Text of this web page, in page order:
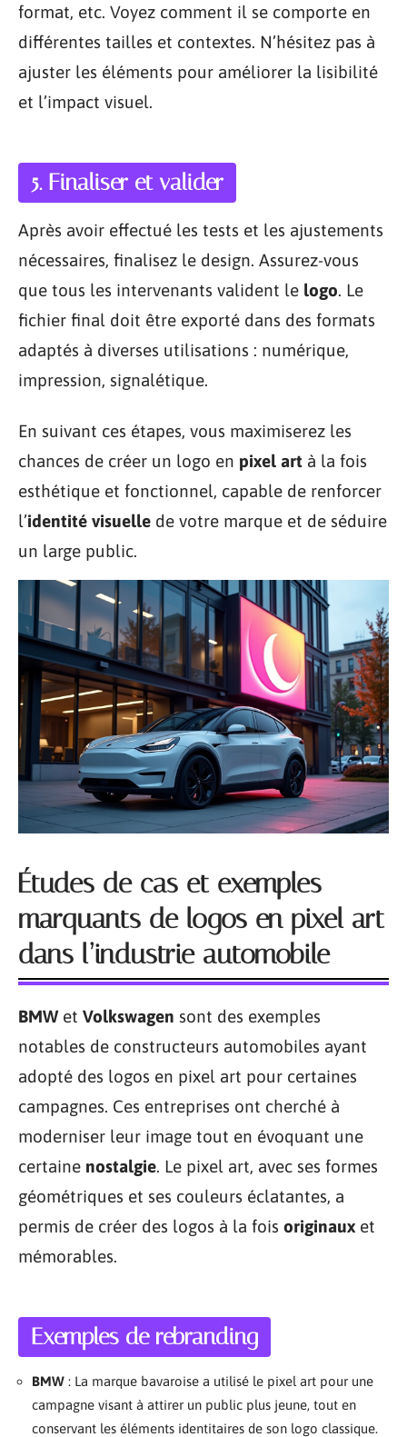
format, etc. Voyez comment il se comporte en
différentes tailles et contextes. N’hésitez pas à
ajuster les éléments pour améliorer la lisibilité
et l’impact visuel.
5. Finaliser et valider
Après avoir effectué les tests et les ajustements
nécessaires, finalisez le design. Assurez-vous
que tous les intervenants valident le logo. Le
fichier final doit être exporté dans des formats
adaptés à diverses utilisations : numérique,
impression, signalétique.
En suivant ces étapes, vous maximiserez les
chances de créer un logo en pixel art à la fois
esthétique et fonctionnel, capable de renforcer
l’identité visuelle de votre marque et de séduire
un large public.
Études de cas et exemples
marquants de logos en pixel art
dans l’industrie automobile
BMWet Volkswagen sont des exemples
notables de constructeurs automobiles ayant
adopté des logos en pixel art pour certaines
campagnes. Ces entreprises ont cherché à
moderniser leur image tout en évoquant une
certaine nostalgie. Le pixel art, avec ses formes
géométriques et ses couleurs éclatantes, a
permis de créer des logos à la fois originaux et
mémorables.
Exemples de rebranding
BMW : La marque bavaroise a utilisé le pixel art pour une
campagne visant à attirer un public plus jeune, tout en
conservant les éléments identitaires de son logo classique.